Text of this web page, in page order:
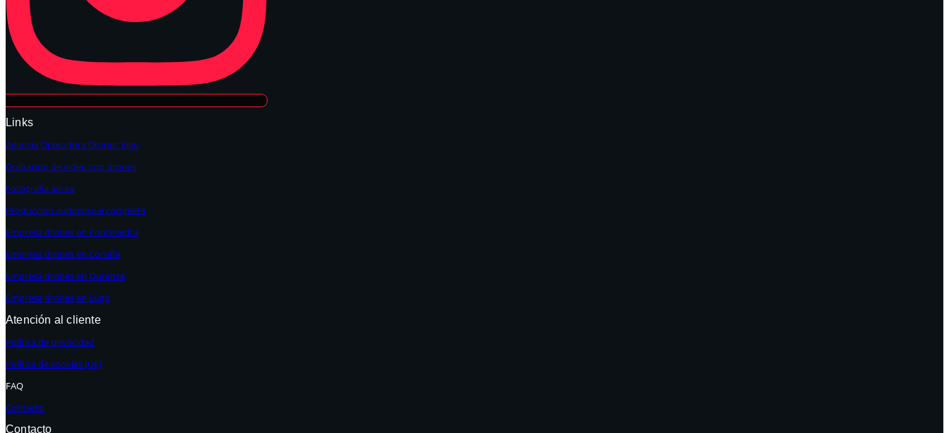
Links
Agencia Operadora Drones Vigo
Grabación de vídeo con drones
Fotografía aérea
Producción audiovisual completa
Empresa drones en Pontevedra
Empresa drones en Coruña
Empresa drones en Ourense
Empresa drones en Lugo
Atención al cliente
Política de privacidad
Política de cookies (UE)
FAQ
Contacto
Contacto